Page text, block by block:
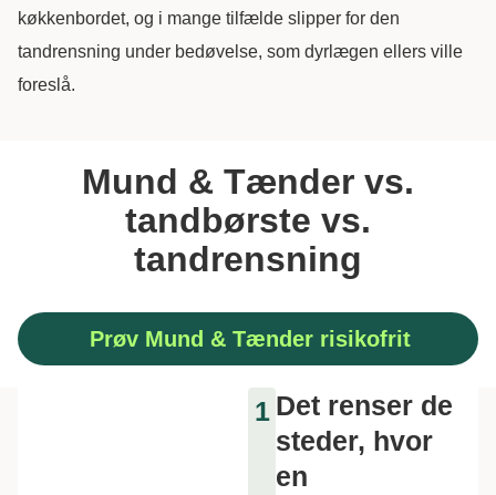
køkkenbordet, og i mange tilfælde slipper for den
tandrensning under bedøvelse, som dyrlægen ellers ville
foreslå.
Mund & Tænder vs.
tandbørste vs.
tandrensning
Prøv Mund & Tænder risikofrit
1 Det renser de
steder, hvor
en